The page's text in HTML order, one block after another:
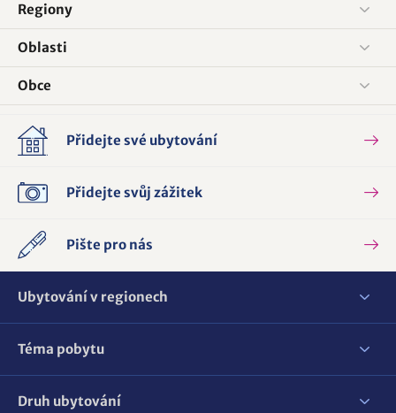
Regiony
Oblasti
Obce
Přidejte své ubytování
Přidejte svůj zážitek
Pište pro nás
Ubytování v regionech
Téma pobytu
Druh ubytování